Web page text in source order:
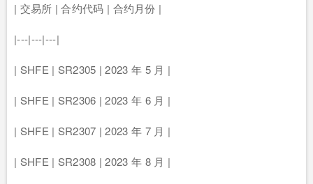
| 交易所 | 合约代码 | 合约月份 |
|---|---|---|
| SHFE | SR2305 | 2023 年 5 月 |
| SHFE | SR2306 | 2023 年 6 月 |
| SHFE | SR2307 | 2023 年 7 月 |
| SHFE | SR2308 | 2023 年 8 月 |